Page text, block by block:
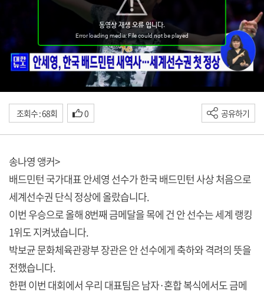
조회수 : 68회 0 공유하기
송나영 앵커>
배드민턴 국가대표 안세영 선수가 한국 배드민턴 사상 처음으로
세계선수권 단식 정상에 올랐습니다.
이번 우승으로 올해 8번째 금메달을 목에 건 안 선수는 세계 랭킹
1위도 지켜냈습니다.
박보균 문화체육관광부 장관은 안 선수에게 축하와 격려의 뜻을
전했습니다.
한편 이번 대회에서 우리 대표팀은 남자·혼합 복식에서도 금메